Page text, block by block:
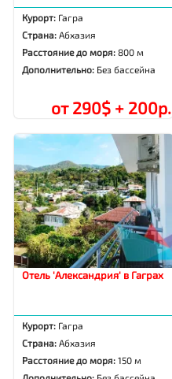
Курорт: Гагра
Страна:Абхазия
Расстояние до моря:800 м
Дополнительно: Без бассейна
от 290$ + 200р.
Отель 'Александрия' в Гаграх
Курорт: Гагра
Страна:Абхазия
Расстояние до моря:150 м